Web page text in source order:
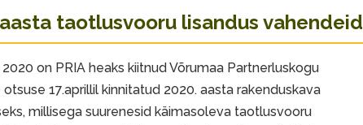
taotlusvooru lisandus vahendeid
2020 on PRIA heaks kiitnud Võrumaa Partnerluskogu
otsuse 17.aprillil kinnitatud 2020. aasta rakenduskava
millisega suurenesid käimasoleva taotlusvooru